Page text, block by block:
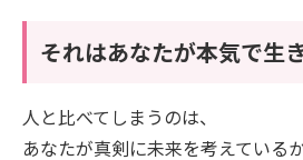
それはあなたが本気で生
人と比べてしまうのは、
あなたが真剣に未来を考えているか